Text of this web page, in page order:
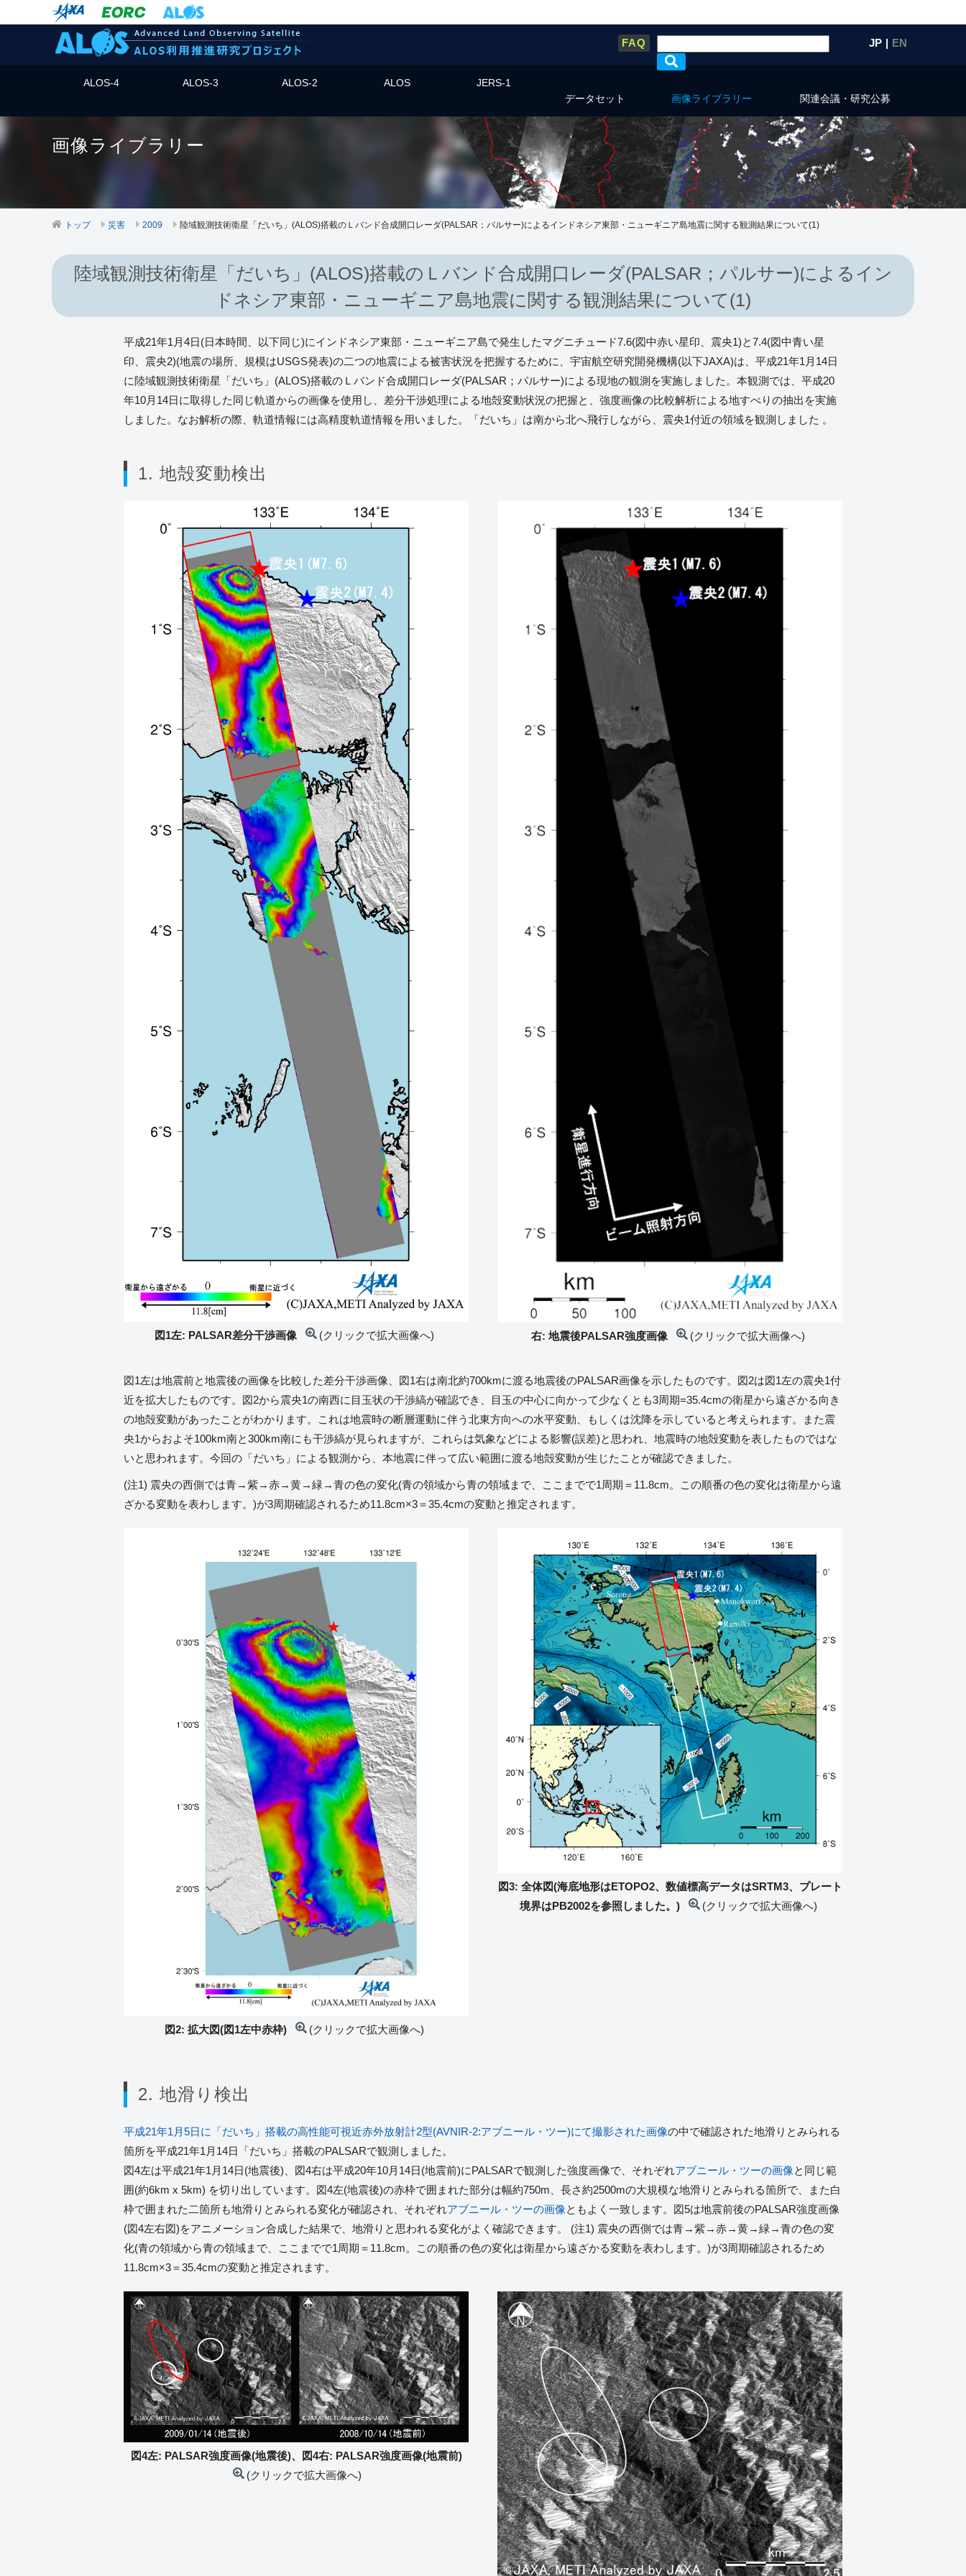
JP | EN
FAQ
ALOS-4 ALOS-3 ALOS-2 ALOS
JERS-1
データセット
画像ライブラリー 関連会議・研究公募
画像ライブラリー
トップ 災害 2009 陸域観測技術衛星「だいち」(ALOS)搭載のＬバンド合成開口レーダ(PALSAR；パルサー)によるインドネシア東部・ニューギニア島地震に関する観測結果について(1)
陸域観測技術衛星「だいち」(ALOS)搭載のＬバンド合成開口レーダ(PALSAR；パルサー)によるイン
ドネシア東部・ニューギニア島地震に関する観測結果について(1)
平成21年1月4日(日本時間、以下同じ)にインドネシア東部・ニューギニア島で発生したマグニチュード7.6(図中赤い星印、震央1)と7.4(図中青い星
印、震央2)(地震の場所、規模はUSGS発表)の二つの地震による被害状況を把握するために、宇宙航空研究開発機構(以下JAXA)は、平成21年1月14日
に陸域観測技術衛星「だいち」(ALOS)搭載のＬバンド合成開口レーダ(PALSAR；パルサー)による現地の観測を実施しました。本観測では、平成20
年10月14日に取得した同じ軌道からの画像を使用し、差分干渉処理による地殻変動状況の把握と、強度画像の比較解析による地すべりの抽出を実施
しました。なお解析の際、軌道情報には高精度軌道情報を用いました。「だいち」は南から北へ飛行しながら、震央1付近の領域を観測しました 。
1. 地殻変動検出
図1左: PALSAR差分干渉画像 (クリックで拡大画像へ) 右: 地震後PALSAR強度画像 (クリックで拡大画像へ)
図1左は地震前と地震後の画像を比較した差分干渉画像、図1右は南北約700kmに渡る地震後のPALSAR画像を示したものです。図2は図1左の震央1付
近を拡大したものです。図2から震央1の南西に目玉状の干渉縞が確認でき、目玉の中心に向かって少なくとも3周期=35.4cmの衛星から遠ざかる向き
の地殻変動があったことがわかります。これは地震時の断層運動に伴う北東方向への水平変動、もしくは沈降を示していると考えられます。また震
央1からおよそ100km南と300km南にも干渉縞が見られますが、これらは気象などによる影響(誤差)と思われ、地震時の地殻変動を表したものではな
いと思われます。今回の「だいち」による観測から、本地震に伴って広い範囲に渡る地殻変動が生じたことが確認できました。
(注1) 震央の西側では青→紫→赤→黄→緑→青の色の変化(青の領域から青の領域まで、ここまでで1周期＝11.8cm。この順番の色の変化は衛星から遠
ざかる変動を表わします。)が3周期確認されるため11.8cm×3＝35.4cmの変動と推定されます。
図2: 拡大図(図1左中赤枠) (クリックで拡大画像へ)
図3: 全体図(海底地形はETOPO2、数値標高データはSRTM3、プレート
境界はPB2002を参照しました。)
(クリックで拡大画像へ)
2. 地滑り検出
平成21年1月5日に「だいち」搭載の高性能可視近赤外放射計2型(AVNIR-2:アブニール・ツー)にて撮影された画像の中で確認された地滑りとみられる
箇所を平成21年1月14日「だいち」搭載のPALSARで観測しました。
図4左は平成21年1月14日(地震後)、図4右は平成20年10月14日(地震前)にPALSARで観測した強度画像で、それぞれアブニール・ツーの画像と同じ範
囲(約6km x 5km) を切り出しています。図4左(地震後)の赤枠で囲まれた部分は幅約750m、長さ約2500mの大規模な地滑りとみられる箇所で、また白
枠で囲まれた二箇所も地滑りとみられる変化が確認され、それぞれアブニール・ツーの画像ともよく一致します。図5は地震前後のPALSAR強度画像
(図4左右図)をアニメーション合成した結果で、地滑りと思われる変化がよく確認できます。 (注1) 震央の西側では青→紫→赤→黄→緑→青の色の変
化(青の領域から青の領域まで、ここまでで1周期＝11.8cm。この順番の色の変化は衛星から遠ざかる変動を表わします。)が3周期確認されるため
11.8cm×3＝35.4cmの変動と推定されます。
図4左: PALSAR強度画像(地震後)、図4右: PALSAR強度画像(地震前)
(クリックで拡大画像へ)